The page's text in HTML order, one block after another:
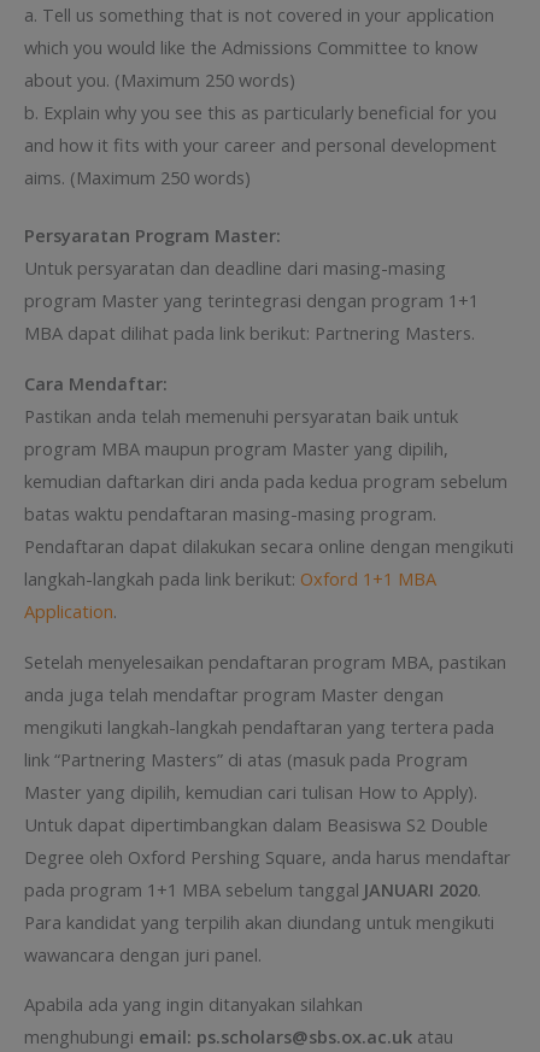
a. Tell us something that is not covered in your application
which you would like the Admissions Committee to know
about you. (Maximum 250 words)
b. Explain why you see this as particularly beneficial for you
and how it fits with your career and personal development
aims. (Maximum 250 words)
Persyaratan Program Master:
Untuk persyaratan dan deadline dari masing-masing
program Master yang terintegrasi dengan program 1+1
MBA dapat dilihat pada link berikut: Partnering Masters.
Cara Mendaftar:
Pastikan anda telah memenuhi persyaratan baik untuk
program MBA maupun program Master yang dipilih,
kemudian daftarkan diri anda pada kedua program sebelum
batas waktu pendaftaran masing-masing program.
Pendaftaran dapat dilakukan secara online dengan mengikuti
langkah-langkah pada link berikut: Oxford 1+1 MBA
Application.
Setelah menyelesaikan pendaftaran program MBA, pastikan
anda juga telah mendaftar program Master dengan
mengikuti langkah-langkah pendaftaran yang tertera pada
link “Partnering Masters” di atas (masuk pada Program
Master yang dipilih, kemudian cari tulisan How to Apply).
Untuk dapat dipertimbangkan dalam Beasiswa S2 Double
Degree oleh Oxford Pershing Square, anda harus mendaftar
pada program 1+1 MBA sebelum tanggal JANUARI 2020.
Para kandidat yang terpilih akan diundang untuk mengikuti
wawancara dengan juri panel.
Apabila ada yang ingin ditanyakan silahkan
menghubungi email: ps.scholars@sbs.ox.ac.uk atau